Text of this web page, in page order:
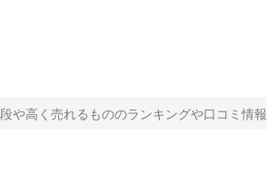
や高く売れるもののランキングや口コミ情報